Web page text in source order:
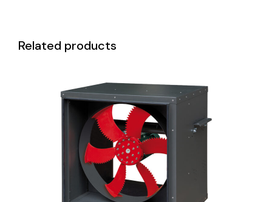
Related products
DETAILS